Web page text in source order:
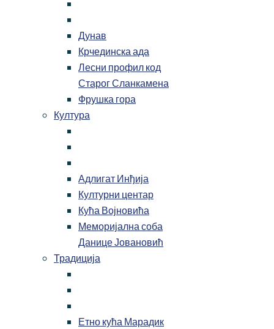
Дунав
Крчединска ада
Лесни профил код
Старог Сланкамена
Фрушка гора
Култура
Адлигат Инђија
Културни центар
Кућа Војновића
Меморијална соба
Данице Јовановић
Традиција
Етно кућа Марадик